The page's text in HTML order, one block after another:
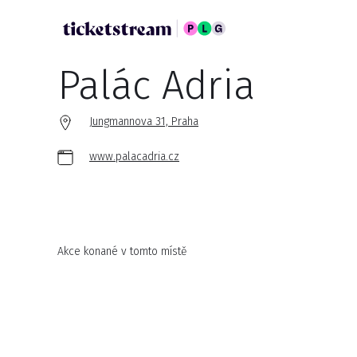
Palác Adria
Jungmannova 31, Praha
www.palacadria.cz
Akce konané v tomto místě